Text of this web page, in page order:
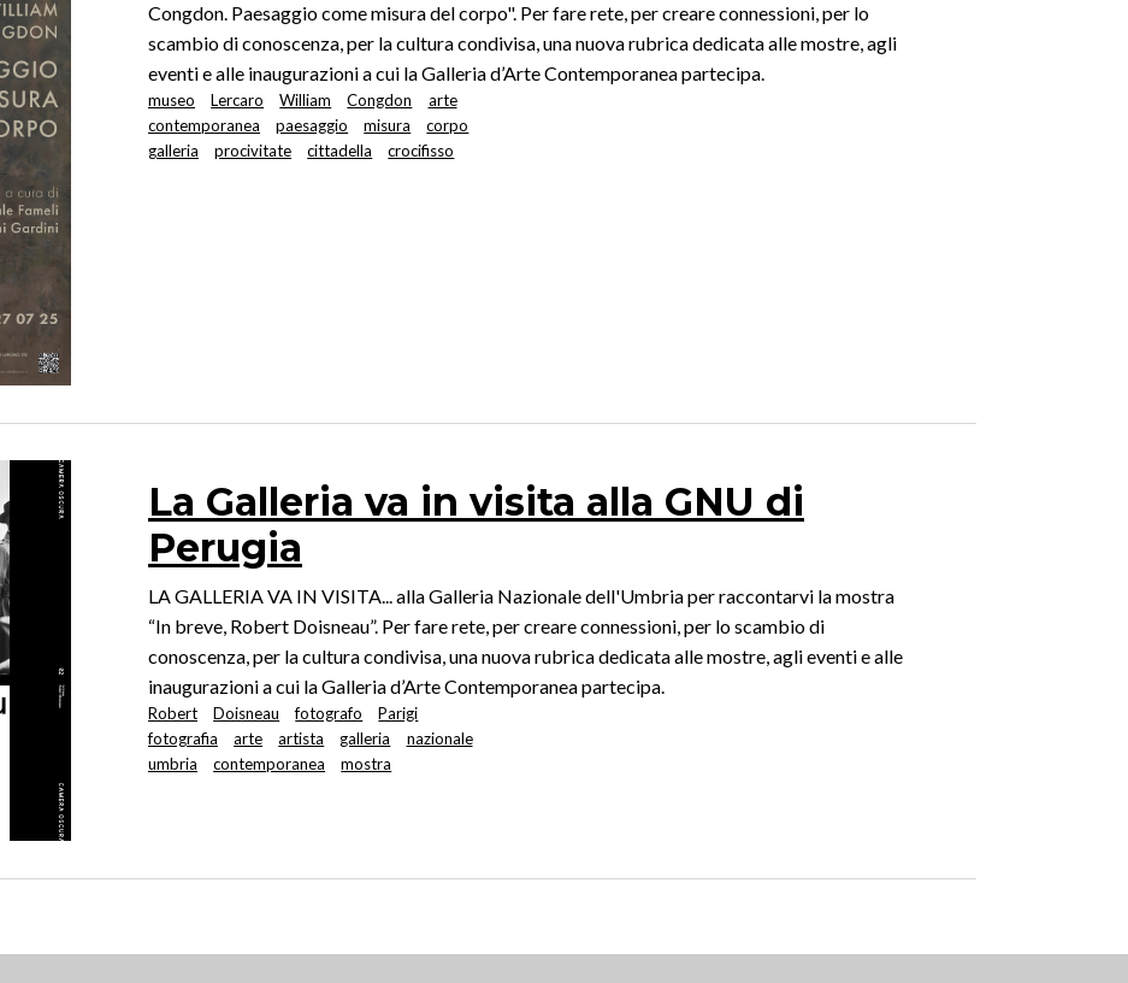
Congdon. Paesaggio come misura del corpo". Per fare rete, per creare connessioni, per lo
scambio di conoscenza, per la cultura condivisa, una nuova rubrica dedicata alle mostre, agli
eventi e alle inaugurazioni a cui la Galleria d’Arte Contemporanea partecipa.
museo Lercaro William Congdon
arte
contemporanea
paesaggio misura
corpo
galleria
procivitate cittadella crocifisso
La Galleria va in visita alla GNU di
Perugia
LA GALLERIA VA IN VISITA... alla Galleria Nazionale dell'Umbria per raccontarvi la mostra
“In breve, Robert Doisneau”. Per fare rete, per creare connessioni, per lo scambio di
conoscenza, per la cultura condivisa, una nuova rubrica dedicata alle mostre, agli eventi e alle
inaugurazioni a cui la Galleria d’Arte Contemporanea partecipa.
Robert Doisneau fotografo
Parigi
fotografia
arte artista galleria
nazionale
umbria
contemporanea mostra